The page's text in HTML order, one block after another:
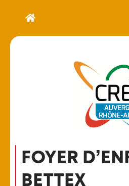
FOYER
BETTEX